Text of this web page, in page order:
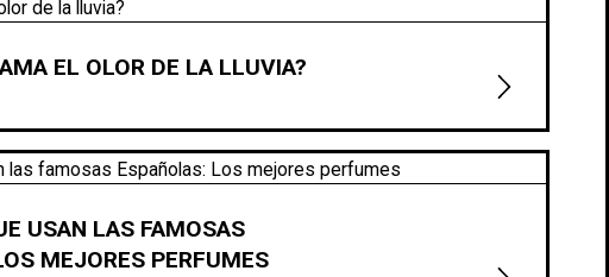
EL OLOR DE LA LLUVIA?
USAN LAS FAMOSAS
MEJORES PERFUMES